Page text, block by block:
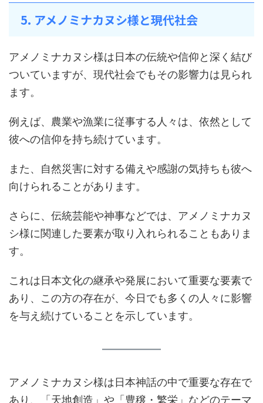
5. アメノミナカヌシ様と現代社会
アメノミナカヌシ様は日本の伝統や信仰と深く結び
ついていますが、現代社会でもその影響力は見られ
ます。
例えば、農業や漁業に従事する人々は、依然として
彼への信仰を持ち続けています。
また、自然災害に対する備えや感謝の気持ちも彼へ
向けられることがあります。
さらに、伝統芸能や神事などでは、アメノミナカヌ
シ様に関連した要素が取り入れられることもありま
す。
これは日本文化の継承や発展において重要な要素で
あり、この方の存在が、今日でも多くの人々に影響
を与え続けていることを示しています。
アメノミナカヌシ様は日本神話の中で重要な存在で
あり、「天地創造」や「豊穣・繁栄」などのテーマ